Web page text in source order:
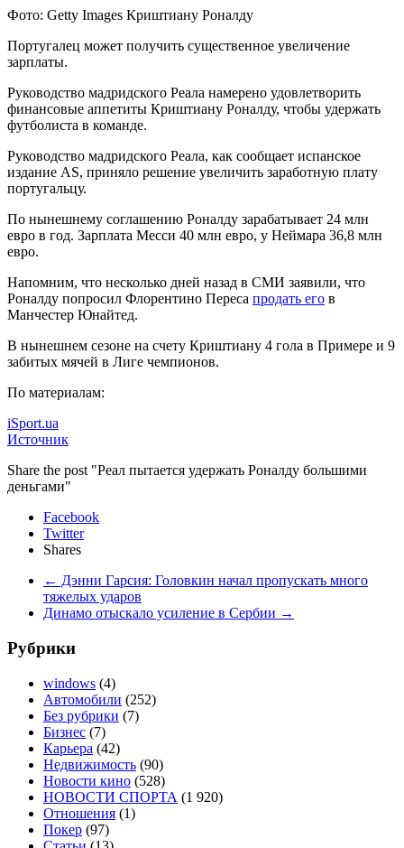
Фото: Getty Images Криштиану Роналду
Португалец может получить существенное увеличение
зарплаты.
Руководство мадридского Реала намерено удовлетворить
финансовые аппетиты Криштиану Роналду, чтобы удержать
футболиста в команде.
Руководство мадридского Реала, как сообщает испанское
издание AS, приняло решение увеличить заработную плату
португальцу.
По нынешнему соглашению Роналду зарабатывает 24 млн
евро в год. Зарплата Месси 40 млн евро, у Неймара 36,8 млн
евро.
Напомним, что несколько дней назад в СМИ заявили, что
Роналду попросил Флорентино Переса продать его в
Манчестер Юнайтед.
В нынешнем сезоне на счету Криштиану 4 гола в Примере и 9
забитых мячей в Лиге чемпионов.
По материалам:
iSport.ua
Источник
Share the post "Реал пытается удержать Роналду большими
деньгами"
Facebook
Twitter
Shares
← Дэнни Гарсия: Головкин начал пропускать много
тяжелых ударов
Динамо отыскало усиление в Сербии →
Рубрики
windows (4)
Автомобили (252)
Без рубрики (7)
Бизнес (7)
Карьера (42)
Недвижимость (90)
Новости кино (528)
НОВОСТИ СПОРТА (1 920)
Отношения (1)
Покер (97)